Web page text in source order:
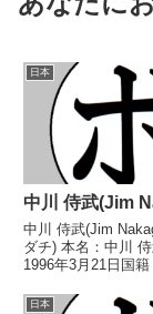
日本
中川 侍武(Jim
中川 侍武(Jim
ダチ) 本名：中川
1996年3月21日国
ル】なし 【戦歴】
日本